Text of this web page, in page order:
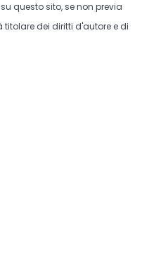
questo sito, se non previa
dei diritti d'autore e di